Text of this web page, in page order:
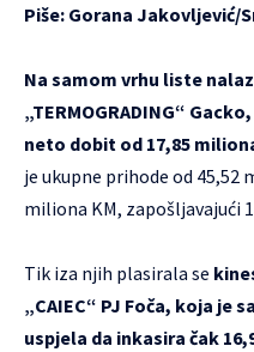
Piše: Gorana Jakovljević/
Na samom vrhu liste
„TERMOGRADING“
neto dobit od 17,85
je ukupne prihode od 45,52
miliona KM, zapošljavajući
Tik iza njih plasirala se
„CAIEC“ PJ Foča, koja je
uspjela da inkasira čak